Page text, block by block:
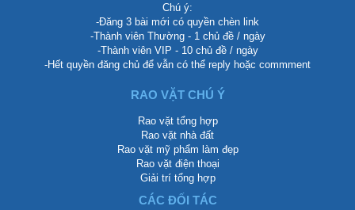
Chú ý:
-Đăng 3 bài mới có quyền chèn link
-Thành viên Thường - 1 chủ đề / ngày
-Thành viên VIP - 10 chủ đề / ngày
-Hết quyền đăng chủ để vẫn có thể reply hoặc commment
RAO VẶT CHÚ Ý
Rao vặt tổng hợp
Rao vặt nhà đất
Rao vặt mỹ phẩm làm đẹp
Rao vặt điện thoại
Giải trí tổng hợp
CÁC ĐỐI TÁC